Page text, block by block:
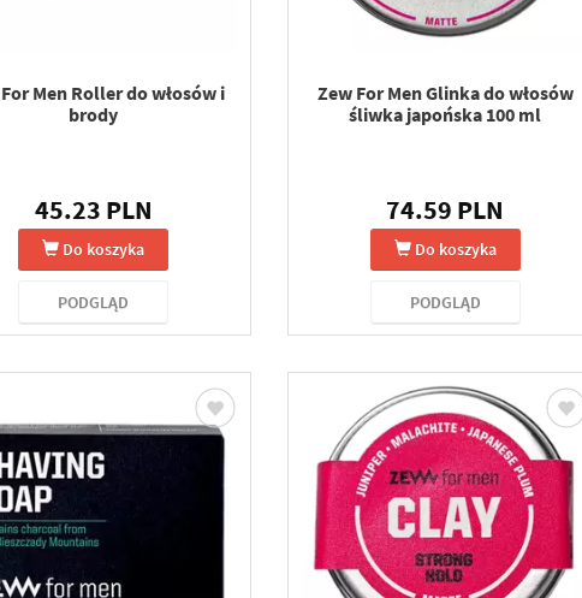
Men Roller do włosów i
brody
45.23 PLN
Do koszyka
PODGLĄD
Zew For Men Glinka do włosów
śliwka japońska 100 ml
74.59 PLN
Do koszyka
PODGLĄD